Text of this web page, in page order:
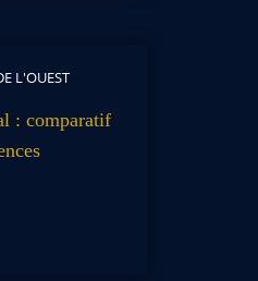
L'OUEST
: comparatif